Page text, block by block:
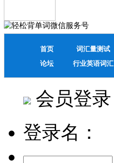
首页 词汇量测试
论坛
行业英语词汇
会员登录
登录名：